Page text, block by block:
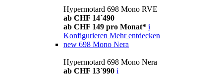
Hypermotard 698 Mono RVE
ab CHF 14´490
ab CHF 149 pro Monat* i
Konfigurieren Mehr entdecken
new 698 Mono Nera
Hypermotard 698 Mono Nera
ab CHF 13´990 i